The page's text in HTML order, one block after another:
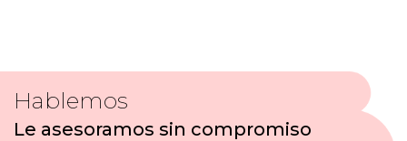
Hablemos
Le asesoramos sin compromiso